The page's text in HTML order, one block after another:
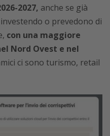
2027, anche se già
o prevedono di
con una maggiore
Nord Ovest e nel
ci sono turismo, retail